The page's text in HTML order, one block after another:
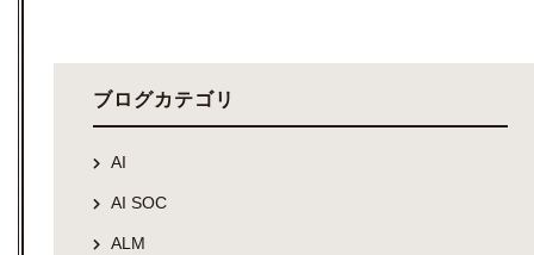
ブログカテゴリ
AI
AI SOC
ALM